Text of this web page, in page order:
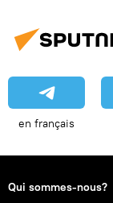
en français
Qui sommes-nous?